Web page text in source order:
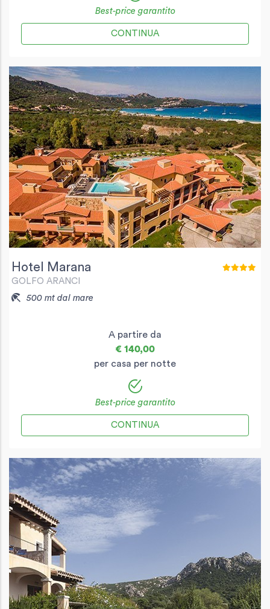
Best-price garantito
CONTINUA
Hotel Marana
GOLFO ARANCI
500 mt dal mare
A partire da
€ 140,00
per casa per notte
Best-price garantito
CONTINUA